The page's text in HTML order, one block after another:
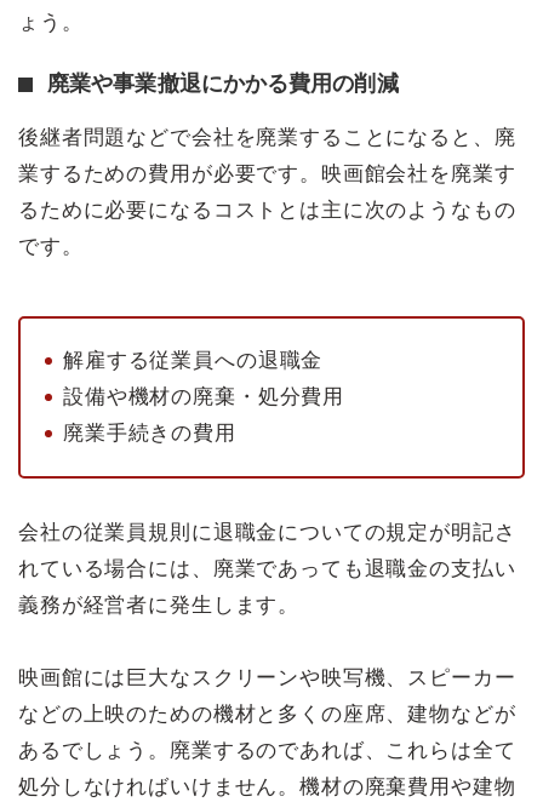
ょう。
廃業や事業撤退にかかる費用の削減
後継者問題などで会社を廃業することになると、廃
業するための費用が必要です。映画館会社を廃業す
るために必要になるコストとは主に次のようなもの
です。
解雇する従業員への退職金
設備や機材の廃棄・処分費用
廃業手続きの費用
会社の従業員規則に退職金についての規定が明記さ
れている場合には、廃業であっても退職金の支払い
義務が経営者に発生します。
映画館には巨大なスクリーンや映写機、スピーカー
などの上映のための機材と多くの座席、建物などが
あるでしょう。廃業するのであれば、これらは全て
処分しなければいけません。機材の廃棄費用や建物